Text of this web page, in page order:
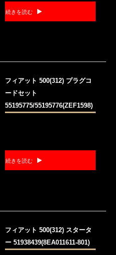
続きを読む
フィアット 500(312) プラグコ
ードセット
55195775/55195776(ZEF1598)
続きを読む
フィアット 500(312) スタータ
ー 51938439(8EA011611-801)